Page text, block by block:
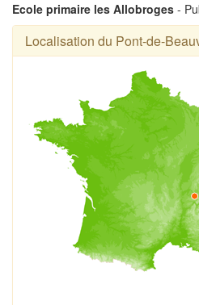
Ecole primaire les Allobroges -
Localisation du Pont-de-